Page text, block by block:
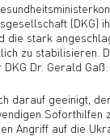
(DKG)
die stark
zu stabilisieren.
Dr. Gerald Gaß:
darauf geeinigt,
Soforthilfen
Angriff auf die